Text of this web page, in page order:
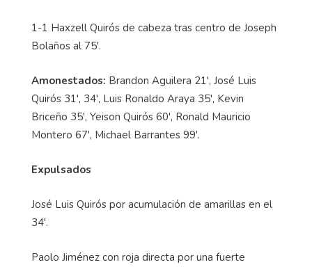
1-1 Haxzell Quirós de cabeza tras centro de Joseph
Bolaños al 75'.
Amonestados: Brandon Aguilera 21', José Luis
Quirós 31', 34', Luis Ronaldo Araya 35', Kevin
Briceño 35', Yeison Quirós 60', Ronald Mauricio
Montero 67', Michael Barrantes 99'.
Expulsados
José Luis Quirós por acumulación de amarillas en el
34'.
Paolo Jiménez con roja directa por una fuerte